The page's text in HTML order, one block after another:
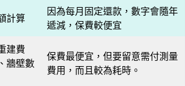
計算
因為每月固定還款，數字會隨年
遞減，保費較便宜
建費
牆壁數
保費最便宜，但要留意需付測量
費用，而且較為耗時。